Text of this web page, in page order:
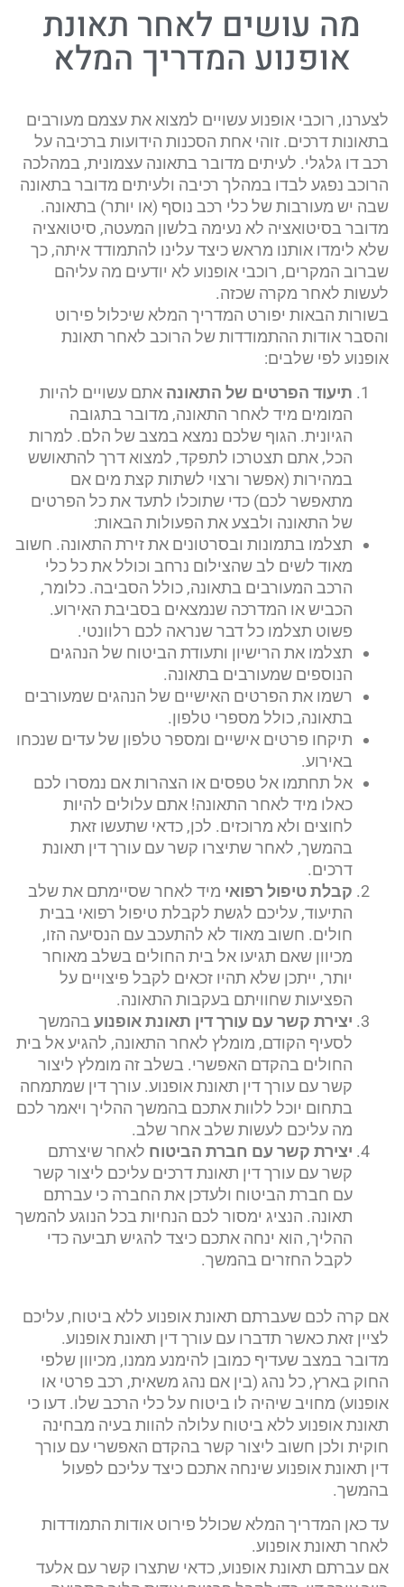
מה עושים לאחר תאונת
אופנוע המדריך המלא
לצערנו, רוכבי אופנוע עשויים למצוא את עצמם מעורבים
בתאונות דרכים. זוהי אחת הסכנות הידועות ברכיבה על
רכב דו גלגלי. לעיתים מדובר בתאונה עצמונית, במהלכה
הרוכב נפגע לבדו במהלך רכיבה ולעיתים מדובר בתאונה
שבה יש מעורבות של כלי רכב נוסף (או יותר) בתאונה.
מדובר בסיטואציה לא נעימה בלשון המעטה, סיטואציה
שלא לימדו אותנו מראש כיצד עלינו להתמודד איתה, כך
שברוב המקרים, רוכבי אופנוע לא יודעים מה עליהם
לעשות לאחר מקרה שכזה.
בשורות הבאות יפורט המדריך המלא שיכלול פירוט
והסבר אודות ההתמודדות של הרוכב לאחר תאונת
אופנוע לפי שלבים:
תיעוד הפרטים של התאונה אתם עשויים להיות
המומים מיד לאחר התאונה, מדובר בתגובה
הגיונית. הגוף שלכם נמצא במצב של הלם. למרות
הכל, אתם תצטרכו לתפקד, למצוא דרך להתאושש
במהירות (אפשר ורצוי לשתות קצת מים אם
מתאפשר לכם) כדי שתוכלו לתעד את כל הפרטים
של התאונה ולבצע את הפעולות הבאות:
תצלמו בתמונות ובסרטונים את זירת התאונה. חשוב
מאוד לשים לב שהצילום נרחב וכולל את כל כלי
הרכב המעורבים בתאונה, כולל הסביבה. כלומר,
הכביש או המדרכה שנמצאים בסביבת האירוע.
פשוט תצלמו כל דבר שנראה לכם רלוונטי.
תצלמו את הרישיון ותעודת הביטוח של הנהגים
הנוספים שמעורבים בתאונה.
רשמו את הפרטים האישיים של הנהגים שמעורבים
בתאונה, כולל מספרי טלפון.
תיקחו פרטים אישיים ומספר טלפון של עדים שנכחו
באירוע.
אל תחתמו אל טפסים או הצהרות אם נמסרו לכם
כאלו מיד לאחר התאונה! אתם עלולים להיות
לחוצים ולא מרוכזים. לכן, כדאי שתעשו זאת
בהמשך, לאחר שתיצרו קשר עם עורך דין תאונת
דרכים.
קבלת טיפול רפואי מיד לאחר שסיימתם את שלב
התיעוד, עליכם לגשת לקבלת טיפול רפואי בבית
חולים. חשוב מאוד לא להתעכב עם הנסיעה הזו,
מכיוון שאם תגיעו אל בית החולים בשלב מאוחר
יותר, ייתכן שלא תהיו זכאים לקבל פיצויים על
הפציעות שחוויתם בעקבות התאונה.
יצירת קשר עם עורך דין תאונת אופנוע בהמשך
לסעיף הקודם, מומלץ לאחר התאונה, להגיע אל בית
החולים בהקדם האפשרי. בשלב זה מומלץ ליצור
קשר עם עורך דין תאונת אופנוע. עורך דין שמתמחה
בתחום יוכל ללוות אתכם בהמשך ההליך ויאמר לכם
מה עליכם לעשות שלב אחר שלב.
יצירת קשר עם חברת הביטוח לאחר שיצרתם
קשר עם עורך דין תאונת דרכים עליכם ליצור קשר
עם חברת הביטוח ולעדכן את החברה כי עברתם
תאונה. הנציג ימסור לכם הנחיות בכל הנוגע להמשך
ההליך, הוא ינחה אתכם כיצד להגיש תביעה כדי
לקבל החזרים בהמשך.
אם קרה לכם שעברתם תאונת אופנוע ללא ביטוח, עליכם
לציין זאת כאשר תדברו עם עורך דין תאונת אופנוע.
מדובר במצב שעדיף כמובן להימנע ממנו, מכיוון שלפי
החוק בארץ, כל נהג (בין אם נהג משאית, רכב פרטי או
אופנוע) מחויב שיהיה לו ביטוח על כלי הרכב שלו. דעו כי
תאונת אופנוע ללא ביטוח עלולה להוות בעיה מבחינה
חוקית ולכן חשוב ליצור קשר בהקדם האפשרי עם עורך
דין תאונת אופנוע שינחה אתכם כיצד עליכם לפעול
בהמשך.
עד כאן המדריך המלא שכולל פירוט אודות התמודדות
לאחר תאונת אופנוע.
אם עברתם תאונת אופנוע, כדאי שתצרו קשר עם אלעד